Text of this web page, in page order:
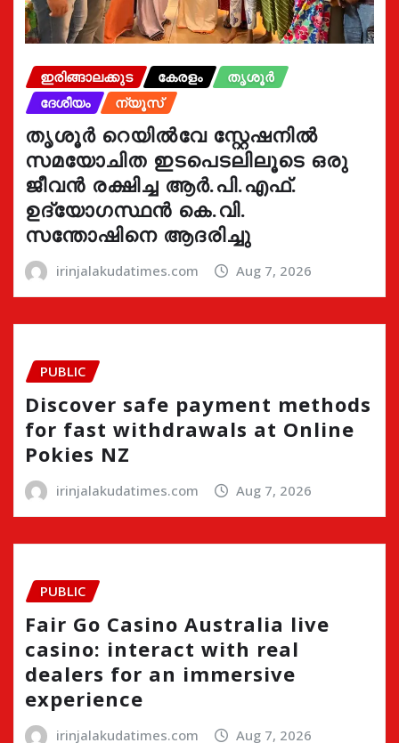
ഇരിങ്ങാലക്കുട കേരളം
തൃശൂർ
ദേശീയം
ന്യൂസ്
തൃശൂർ റെയിൽവേ സ്റ്റേഷനിൽ
സമയോചിത ഇടപെടലിലൂടെ ഒരു
ജീവൻ രക്ഷിച്ച ആർ.പി.എഫ്.
ഉദ്യോഗസ്ഥൻ കെ.വി.
സന്തോഷിനെ ആദരിച്ചു
irinjalakudatimes.com Aug 7, 2026
PUBLIC
Discover safe payment methods
for fast withdrawals at Online
Pokies NZ
irinjalakudatimes.com Aug 7, 2026
PUBLIC
Fair Go Casino Australia live
casino: interact with real
dealers for an immersive
experience
irinjalakudatimes.com Aug 7, 2026